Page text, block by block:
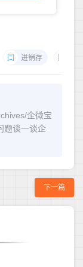
进销存
企微宝
题谈一谈企
下一篇